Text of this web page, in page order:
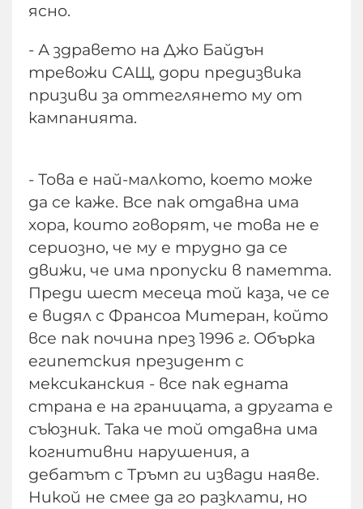
ясно.
- А здравето на Джо Байдън
тревожи САЩ, дори предизвика
призиви за оттеглянето му от
кампанията.
- Това е най-малкото, което може
да се каже. Все пак отдавна има
хора, които говорят, че това не е
сериозно, че му е трудно да се
движи, че има пропуски в паметта.
Преди шест месеца той каза, че се
е видял с Франсоа Митеран, който
все пак почина през 1996 г. Обърка
египетския президент с
мексиканския - все пак едната
страна е на границата, а другата е
съюзник. Така че той отдавна има
когнитивни нарушения, а
дебатът с Тръмп ги извади наяве.
Никой не смее да го разклати, но